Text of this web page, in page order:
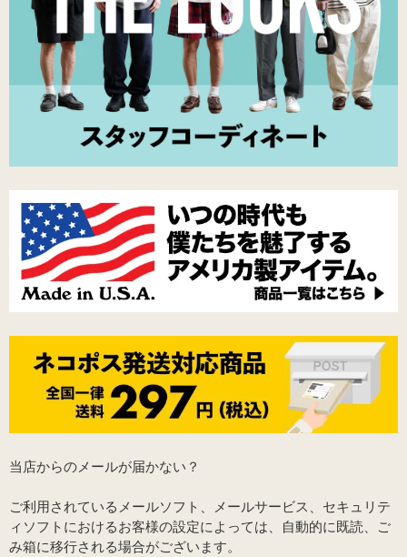
当店からのメールが届かない？
ご利用されているメールソフト、メールサービス、セキュリテ
ィソフトにおけるお客様の設定によっては、自動的に既読、ご
み箱に移行される場合がございます。